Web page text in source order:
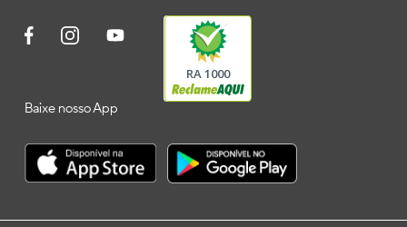
Baixe nosso App
RA 1000